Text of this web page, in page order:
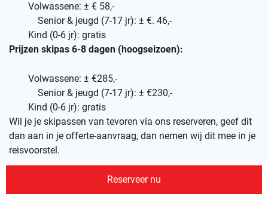
Volwassene: ± € 58,-
Senior & jeugd (7-17 jr): ± €. 46,-
Kind (0-6 jr): gratis
Prijzen skipas 6-8 dagen (hoogseizoen):
Volwassene: ± €285,-
Senior & jeugd (7-17 jr): ± €230,-
Kind (0-6 jr): gratis
Wil je je skipassen van tevoren via ons reserveren, geef dit
dan aan in je offerte-aanvraag, dan nemen wij dit mee in je
reisvoorstel.
Reserveer nu